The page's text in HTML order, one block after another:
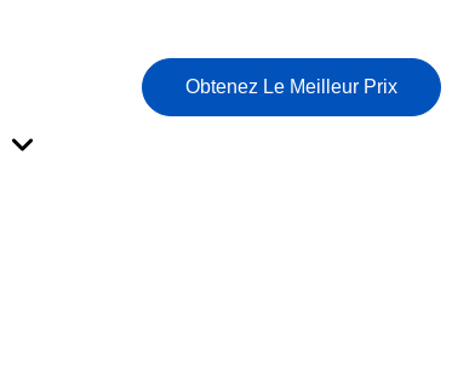
Obtenez Le Meilleur Prix